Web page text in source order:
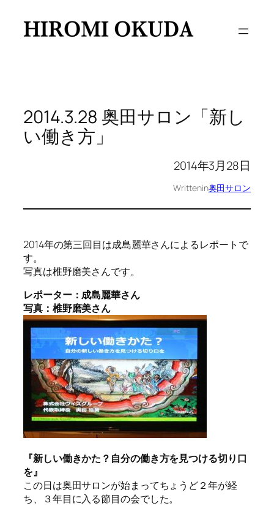
2014.3.28 奥田サロン「新し
い働き方」
2014年3月28日
Writtenin奥田サロン
2014年の第三回目は成島麗華さんによるレポートで
す。
写真は椎野磨美さんです。
レポーター：成島麗華さん
写真：椎野磨美さん
『新しい働きかた？自分の働き方を見つける切り口
を』
この日は奥田サロンが始まってちょうど２年が経
ち、３年目に入る節目の会でした。